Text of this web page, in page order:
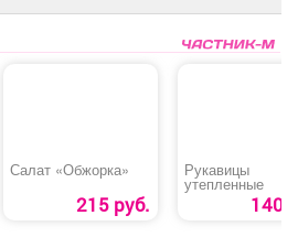
Салат «Обжорка»
215 руб.
Рукавицы
утепленные
140